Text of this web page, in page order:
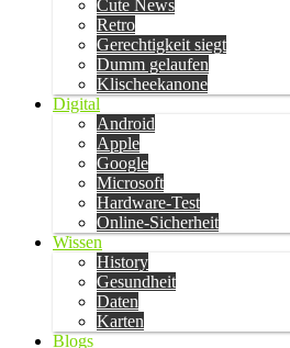
Cute News
Retro
Gerechtigkeit siegt
Dumm gelaufen
Klischeekanone
Digital
Android
Apple
Google
Microsoft
Hardware-Test
Online-Sicherheit
Wissen
History
Gesundheit
Daten
Karten
Blogs